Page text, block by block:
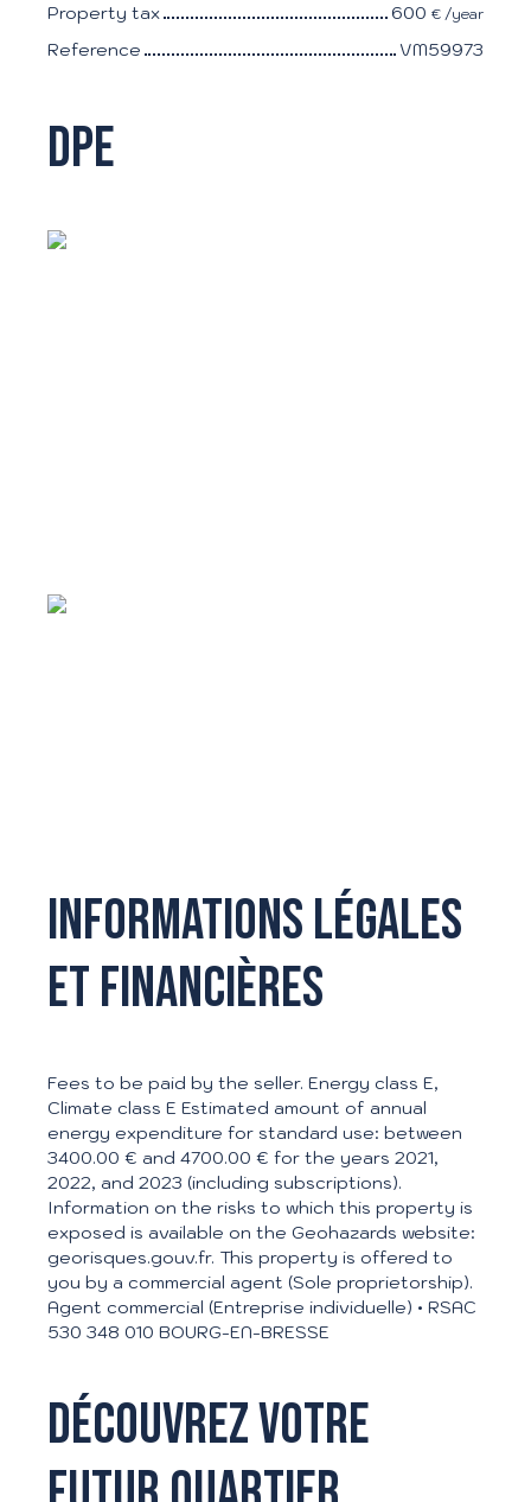
Property tax
600 € /year
Reference VM59973
DPE
Informations légales
et financières
Fees to be paid by the seller. Energy class E,
Climate class E Estimated amount of annual
energy expenditure for standard use: between
3400.00 € and 4700.00 € for the years 2021,
2022, and 2023 (including subscriptions).
Information on the risks to which this property is
exposed is available on the Geohazards website:
georisques.gouv.fr. This property is offered to
you by a commercial agent (Sole proprietorship).
Agent commercial (Entreprise individuelle) • RSAC
530 348 010 BOURG-EN-BRESSE
Découvrez votre